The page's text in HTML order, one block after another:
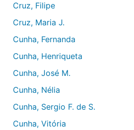
Cruz, Filipe
Cruz, Maria J.
Cunha, Fernanda
Cunha, Henriqueta
Cunha, José M.
Cunha, Nélia
Cunha, Sergio F. de S.
Cunha, Vitória